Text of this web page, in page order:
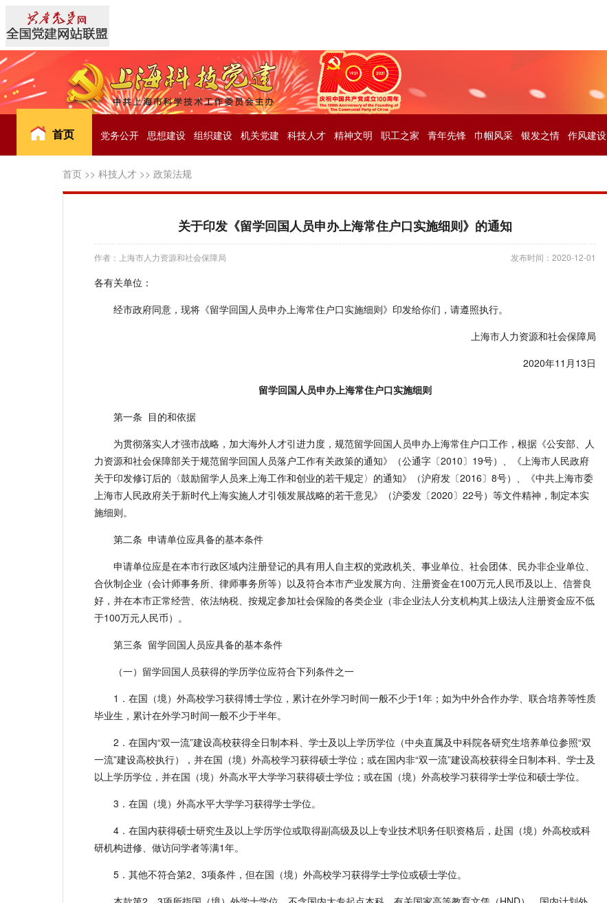
首页 党务公开 思想建设 组织建设 机关党建 科技人才 精神文明 职工之家 青年先锋 巾帼风采 银发之情 作风建设
首页 >> 科技人才 >> 政策法规
关于印发《留学回国人员申办上海常住户口实施细则》的通知
作者：上海市人力资源和社会保障局 发布时间：2020-12-01
各有关单位：
经市政府同意，现将《留学回国人员申办上海常住户口实施细则》印发给你们，请遵照执行。
上海市人力资源和社会保障局
2020年11月13日
留学回国人员申办上海常住户口实施细则
第一条 目的和依据
为贯彻落实人才强市战略，加大海外人才引进力度，规范留学回国人员申办上海常住户口工作，根据《公安部、人
力资源和社会保障部关于规范留学回国人员落户工作有关政策的通知》（公通字〔2010〕19号）、《上海市人民政府
关于印发修订后的〈鼓励留学人员来上海工作和创业的若干规定〉的通知》（沪府发〔2016〕8号）、《中共上海市委
上海市人民政府关于新时代上海实施人才引领发展战略的若干意见》（沪委发〔2020〕22号）等文件精神，制定本实
施细则。
第二条 申请单位应具备的基本条件
申请单位应是在本市行政区域内注册登记的具有用人自主权的党政机关、事业单位、社会团体、民办非企业单位、
合伙制企业（会计师事务所、律师事务所等）以及符合本市产业发展方向、注册资金在100万元人民币及以上、信誉良
好，并在本市正常经营、依法纳税、按规定参加社会保险的各类企业（非企业法人分支机构其上级法人注册资金应不低
于100万元人民币）。
第三条 留学回国人员应具备的基本条件
（一）留学回国人员获得的学历学位应符合下列条件之一
1．在国（境）外高校学习获得博士学位，累计在外学习时间一般不少于1年；如为中外合作办学、联合培养等性质
毕业生，累计在外学习时间一般不少于半年。
2．在国内“双一流”建设高校获得全日制本科、学士及以上学历学位（中央直属及中科院各研究生培养单位参照“双
一流”建设高校执行），并在国（境）外高校学习获得硕士学位；或在国内非“双一流”建设高校获得全日制本科、学士及
以上学历学位，并在国（境）外高水平大学学习获得硕士学位；或在国（境）外高校学习获得学士学位和硕士学位。
3．在国（境）外高水平大学学习获得学士学位。
4．在国内获得硕士研究生及以上学历学位或取得副高级及以上专业技术职务任职资格后，赴国（境）外高校或科
研机构进修、做访问学者等满1年。
5．其他不符合第2、3项条件，但在国（境）外高校学习获得学士学位或硕士学位。